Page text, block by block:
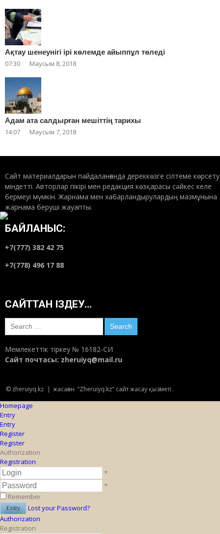
Ақтау шенеунігі ірі көлемде айыппұл төледі
07:30 Маусым 8, 2018
Адам ата салдырған мешіттің тарихы
14:07 Маусым 7, 2018
Сайт материалдарын пайдаланғанда дереккөзге сілтеме көрсету
міндетті. Авторлар пікірі мен редакция көзқарасы сәйкес келе
бермеуі мүмкін. Жарнама мен хабарландырулардың мазмұнына
жарнама беруші жауапты.
БАЙЛАНЫС:
+7(777) 382 42 75
+7(778) 496 17 88
САЙТТАН ІЗДЕУ…
Search
for:
Мемлекеттік тіркеу № 16182-СИ
Сайт почтасы: zheruiyq@mail.ru
© zheruiyq.kz | жасаған "Zheruiyq.kz" сайт жасау қызметі .
Homepage
Entry
Entry
Register
Register
Authorization
Registration
*
*
Remember
Lost your Password?
Authorization
Registration